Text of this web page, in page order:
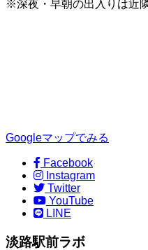
※深夜・早朝の出入りは近
Googleマップでみる
Facebook
Instagram
Twitter
YouTube
LINE
淡路駅前ラボ